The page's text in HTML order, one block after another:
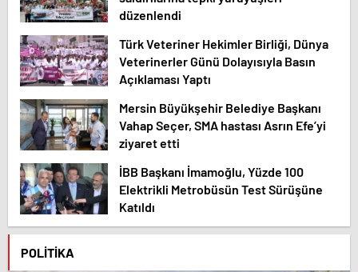
düzenlendi
Türk Veteriner Hekimler Birliği, Dünya
Veterinerler Günü Dolayısıyla Basın
Açıklaması Yaptı
Mersin Büyükşehir Belediye Başkanı
Vahap Seçer, SMA hastası Asrın Efe’yi
ziyaret etti
İBB Başkanı İmamoğlu, Yüzde 100
Elektrikli Metrobüsün Test Sürüşüne
Katıldı
POLITIKA